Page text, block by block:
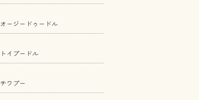
オージードゥードル
トイプードル
チワプー